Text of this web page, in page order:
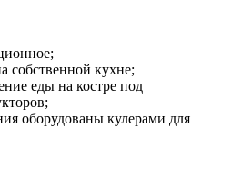
собственной кухне;
еды на костре под
оборудованы кулерами для